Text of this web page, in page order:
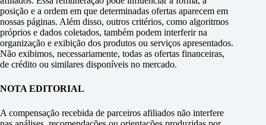
posição e a ordem em que determinadas ofertas aparecem em
nossas páginas. Além disso, outros critérios, como algoritmos
próprios e dados coletados, também podem interferir na
organização e exibição dos produtos ou serviços apresentados.
Não exibimos, necessariamente, todas as ofertas financeiras,
de crédito ou similares disponíveis no mercado.
NOTA EDITORIAL
A compensação recebida de parceiros afiliados não interfere